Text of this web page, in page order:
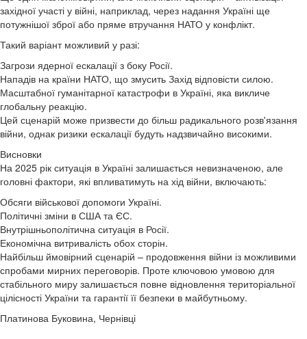
західної участі у війні, наприклад, через надання Україні ще
потужнішої зброї або пряме втручання НАТО у конфлікт.
Такий варіант можливий у разі:
Загрози ядерної ескалації з боку Росії.
Нападів на країни НАТО, що змусить Захід відповісти силою.
Масштабної гуманітарної катастрофи в Україні, яка викличе
глобальну реакцію.
Цей сценарій може призвести до більш радикального розв'язання
війни, однак ризики ескалації будуть надзвичайно високими.
Висновки
На 2025 рік ситуація в Україні залишається невизначеною, але
головні фактори, які впливатимуть на хід війни, включають:
Обсяги військової допомоги Україні.
Політичні зміни в США та ЄС.
Внутрішньополітична ситуація в Росії.
Економічна витривалість обох сторін.
Найбільш ймовірний сценарій – продовження війни із можливими
спробами мирних переговорів. Проте ключовою умовою для
стабільного миру залишається повне відновлення територіальної
цілісності України та гарантії її безпеки в майбутньому.
Платинова Буковина, Чернівці